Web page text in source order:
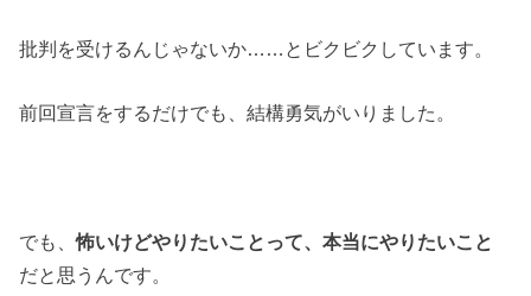
批判を受けるんじゃないか……とビクビクしています。
前回宣言をするだけでも、結構勇気がいりました。
でも、怖いけどやりたいことって、本当にやりたいこと
だと思うんです。